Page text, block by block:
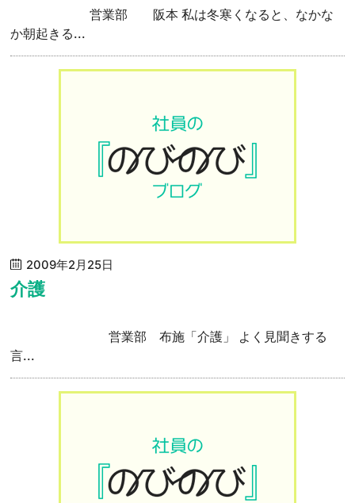
営業部 阪本 私は冬寒くなると、なかな
か朝起きる...
2009年2月25日
介護
営業部 布施「介護」 よく見聞きする
言...